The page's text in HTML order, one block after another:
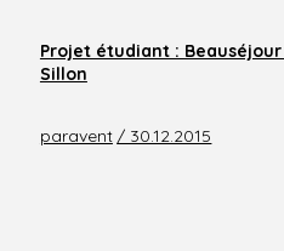
Projet étudiant :
Sillon
paravent / 30.12.2015